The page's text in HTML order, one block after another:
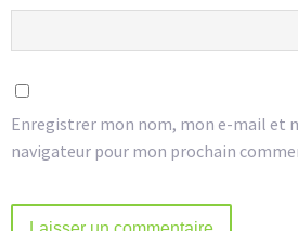
Enregistrer mon nom, mon e-mail et
navigateur pour mon prochain